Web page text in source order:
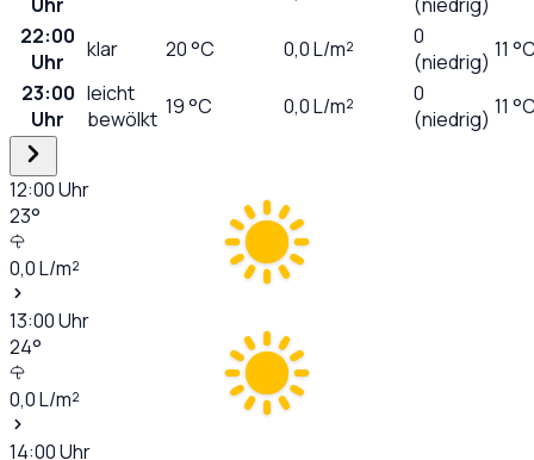
22:00
Uhr
klar 20°C 0,0L/m²
0
(niedrig) 11
23:00
Uhr
leicht
bewölkt 19°C 0,0L/m²
0
(niedrig) 11
12:00Uhr
23°
0,0L/m²
13:00Uhr
24°
0,0L/m²
14:00Uhr